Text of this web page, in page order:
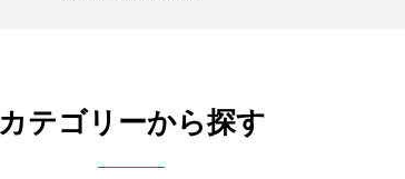
カテゴリーから探す